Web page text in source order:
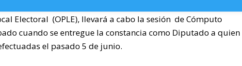
Electoral (OPLE), llevará a cabo la sesión de Cómputo
cuando se entregue la constancia como Diputado a quien
el pasado 5 de junio.